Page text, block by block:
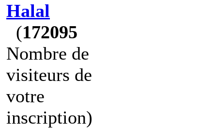
Halal
(172095
Nombre de
visiteurs de
votre
inscription)